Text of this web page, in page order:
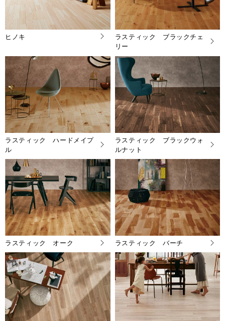
ヒノキ
ラスティック ブラックチェ
リー
ラスティック ハードメイプ
ル
ラスティック ブラックウォ
ルナット
ラスティック オーク ラスティック バーチ